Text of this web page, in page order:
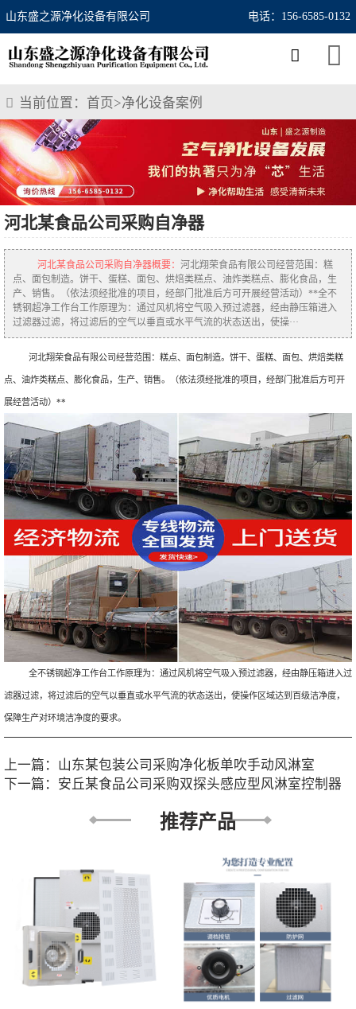
山东盛之源净化设备有限公司 电话：156-6585-0132
当前位置： 首页>净化设备案例
河北某食品公司采购自净器
河北某食品公司采购自净器概要： 河北翔荣食品有限公司经营范围：糕
点、面包制造。饼干、蛋糕、面包、烘焙类糕点、油炸类糕点、膨化食品，生
产、销售。（依法须经批准的项目，经部门批准后方可开展经营活动）**全不
锈钢超净工作台工作原理为：通过风机将空气吸入预过滤器，经由静压箱进入
过滤器过滤，将过滤后的空气以垂直或水平气流的状态送出，使操···
河北翔荣食品有限公司经营范围：糕点、面包制造。饼干、蛋糕、面包、烘焙类糕
点、油炸类糕点、膨化食品，生产、销售。（依法须经批准的项目，经部门批准后方可开
展经营活动）**
全不锈钢超净工作台工作原理为：通过风机将空气吸入预过滤器，经由静压箱进入过
滤器过滤，将过滤后的空气以垂直或水平气流的状态送出，使操作区域达到百级洁净度，
保障生产对环境洁净度的要求。
上一篇： 山东某包装公司采购净化板单吹手动风淋室
下一篇： 安丘某食品公司采购双探头感应型风淋室控制器
推荐产品